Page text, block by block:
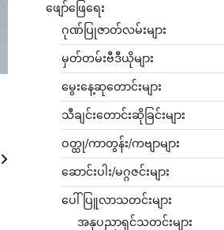
ဖျော်ဖြေရေး
ဂုဏ်ပြုဇာတ်လမ်းများ
မှတ်တမ်းဗီဒီယိုများ
မွေးနေ့ဆုတောင်းများ
သီချင်းတောင်းဆိုခြင်းများ
ဝတ္ထု/ကာတွန်း/ကဗျာများ
ဆောင်းပါး/မဂ္ဂဇင်းများ
ပေါ်ပြူလာသတင်းများ
အနုပညာရှင်သတင်းများ